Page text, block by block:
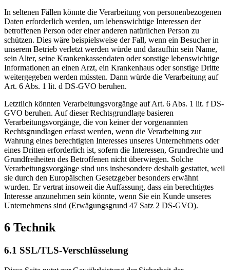
In seltenen Fällen könnte die Verarbeitung von personenbezogenen
Daten erforderlich werden, um lebenswichtige Interessen der
betroffenen Person oder einer anderen natürlichen Person zu
schützen. Dies wäre beispielsweise der Fall, wenn ein Besucher in
unserem Betrieb verletzt werden würde und daraufhin sein Name,
sein Alter, seine Krankenkassendaten oder sonstige lebenswichtige
Informationen an einen Arzt, ein Krankenhaus oder sonstige Dritte
weitergegeben werden müssten. Dann würde die Verarbeitung auf
Art. 6 Abs. 1 lit. d DS-GVO beruhen.
Letztlich könnten Verarbeitungsvorgänge auf Art. 6 Abs. 1 lit. f DS-
GVO beruhen. Auf dieser Rechtsgrundlage basieren
Verarbeitungsvorgänge, die von keiner der vorgenannten
Rechtsgrundlagen erfasst werden, wenn die Verarbeitung zur
Wahrung eines berechtigten Interesses unseres Unternehmens oder
eines Dritten erforderlich ist, sofern die Interessen, Grundrechte und
Grundfreiheiten des Betroffenen nicht überwiegen. Solche
Verarbeitungsvorgänge sind uns insbesondere deshalb gestattet, weil
sie durch den Europäischen Gesetzgeber besonders erwähnt
wurden. Er vertrat insoweit die Auffassung, dass ein berechtigtes
Interesse anzunehmen sein könnte, wenn Sie ein Kunde unseres
Unternehmens sind (Erwägungsgrund 47 Satz 2 DS-GVO).
6 Technik
6.1 SSL/TLS-Verschlüsselung